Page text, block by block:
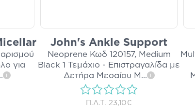
για
i
John's Ankle Support
Neoprene Κωδ 120157, Medium
Black 1 Τεμάχιο - Επιστραγαλίδα με
Δετήρα Μεσαίου Μ ... i
Π.Λ.Τ. 23,10€